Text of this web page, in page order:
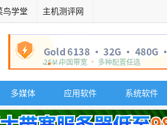
鸟学堂 主机测评网
多媒体 应用软件 系统软件